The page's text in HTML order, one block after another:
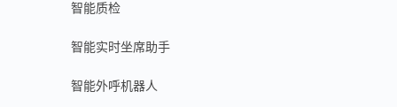
智能质检
智能实时坐席助手
智能外呼机器人